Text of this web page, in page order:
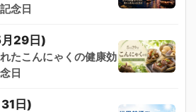
念日
29日)
たこんにゃくの健康効
日
日)